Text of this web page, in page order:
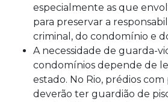
especialmente as que
para preservar a
criminal, do condomínio e
A necessidade de guarda-
condomínios depende de
estado. No Rio, prédios com
deverão ter guardião de